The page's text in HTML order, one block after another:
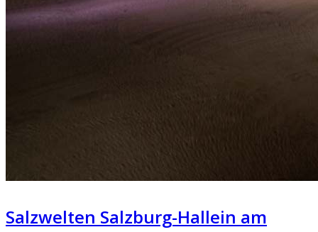
Salzwelten Salzburg-Hallein am